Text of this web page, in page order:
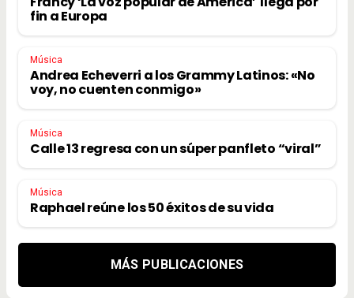
fin a Europa
Música
Andrea Echeverri a los Grammy Latinos: «No
voy, no cuenten conmigo»
Música
Calle 13 regresa con un súper panfleto “viral”
Música
Raphael reúne los 50 éxitos de su vida
MÁS PUBLICACIONES